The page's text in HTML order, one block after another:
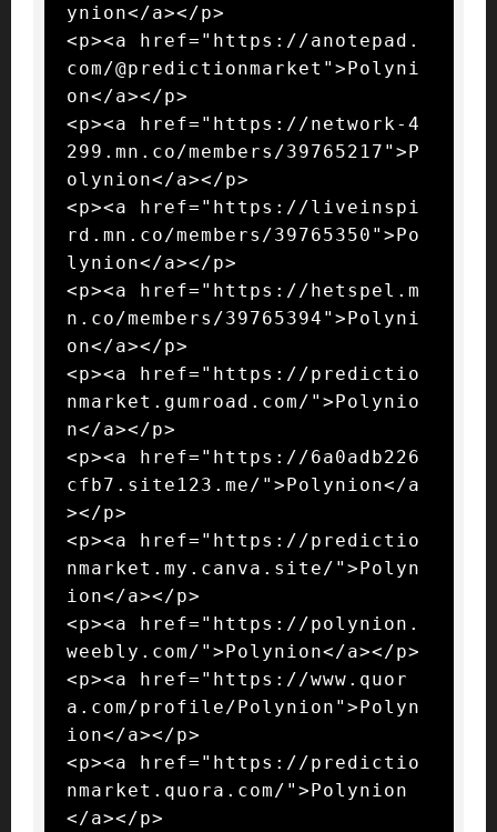
ynion</a></p>
<p><a href="https://anotepad.
com/@predictionmarket">Polyni
on</a></p>
<p><a href="https://network-4
299.mn.co/members/39765217">P
olynion</a></p>
<p><a href="https://liveinspi
rd.mn.co/members/39765350">Po
lynion</a></p>
<p><a href="https://hetspel.m
n.co/members/39765394">Polyni
on</a></p>
<p><a href="https://predictio
nmarket.gumroad.com/">Polynio
n</a></p>
<p><a href="https://6a0adb226
cfb7.site123.me/">Polynion</a
></p>
<p><a href="https://predictio
nmarket.my.canva.site/">Polyn
ion</a></p>
<p><a href="https://polynion.
weebly.com/">Polynion</a></p>
<p><a href="https://www.quor
a.com/profile/Polynion">Polyn
ion</a></p>
<p><a href="https://predictio
nmarket.quora.com/">Polynion
</a></p>